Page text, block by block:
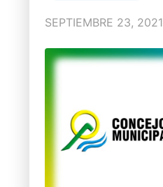
SEPTIEMBRE 23, 2021